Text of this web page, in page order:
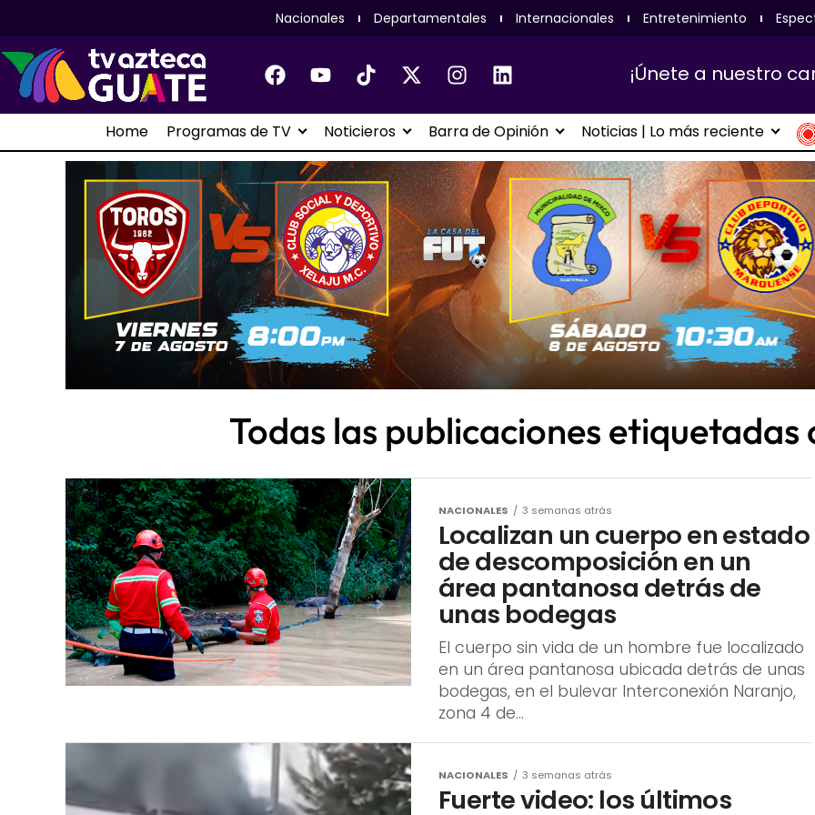
Nacionales Departamentales Internacionales Entretenimiento
¡Únete a nuestro
Home Programas de TV Noticieros Barra de Opinión Noticias | Lo más reciente
Todas las publicaciones etiquetadas
NACIONALES 3 semanas atrás
Localizan un cuerpo en estado
de descomposición en un
área pantanosa detrás de
unas bodegas
bodegas, en el bulevar Interconexión Naranjo,
zona 4 de...